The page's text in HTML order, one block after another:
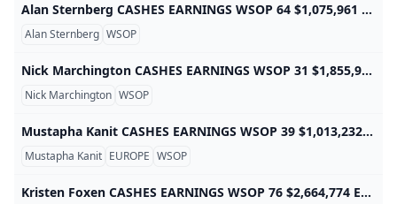
Alan Sternberg CASHES EARNINGS WSOP 64 $1,075,961 CIRCUIT 28 $251,855
Alan Sternberg WSOP
Nick Marchington CASHES EARNINGS WSOP 31 $1,855,970 CIRCUIT 1 $17,838
Nick Marchington WSOP
Mustapha Kanit CASHES EARNINGS WSOP 39 $1,013,232 EUROPE 2 $271,738
Mustapha Kanit EUROPE WSOP
Kristen Foxen CASHES EARNINGS WSOP 76 $2,664,774 EUROPE 4 $44,054 CIRCUIT 8 $58,719 INT’L CIRCUIT 3 $72,393